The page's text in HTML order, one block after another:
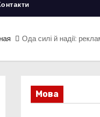
Ода силі й надії:
Мова